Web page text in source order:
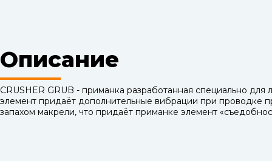
Описание
CRUSHER GRUB - приманка разработанная специально
элемент придаёт дополнительные вибрации при проводке
запахом макрели, что придаёт приманке элемент